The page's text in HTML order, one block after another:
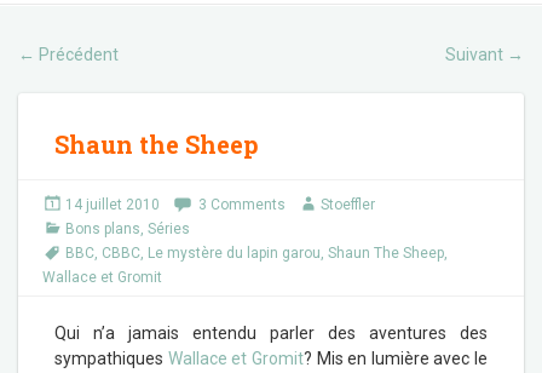
← Précédent Suivant →
Shaun the Sheep
14 juillet 2010 3 Comments
Stoeffler
Bons plans, Séries
BBC, CBBC, Le mystère du lapin garou, Shaun The Sheep,
Wallace et Gromit
Qui n’a jamais entendu parler des aventures des
sympathiques Wallace et Gromit? Mis en lumière avec le